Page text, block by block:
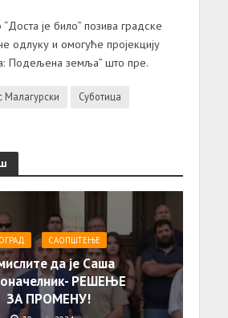
је било” позива градске
одлуку и омогуће пројекцију
Подељена земља” што пре.
Малагурски
Суботица
САОПШТЕЊE
да је Саша
РЕШЕЊЕ
ЗА ПРОМЕНУ!